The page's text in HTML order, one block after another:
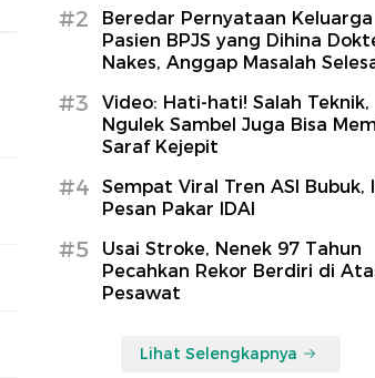
#2
Beredar Pernyataan Keluarga
Pasien BPJS yang Dihina
Nakes, Anggap Masalah
#3
Video: Hati-hati! Salah Teknik,
Ngulek Sambel Juga Bisa
Saraf Kejepit
#4
Sempat Viral Tren ASI Bubuk,
Pesan Pakar IDAI
#5
Usai Stroke, Nenek 97 Tahun
Pecahkan Rekor Berdiri di
Pesawat
Lihat Selengkapnya